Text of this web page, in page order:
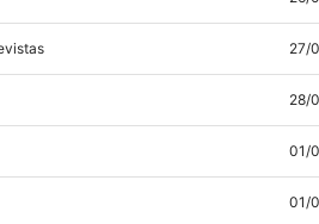
27/
28/
01/
01/